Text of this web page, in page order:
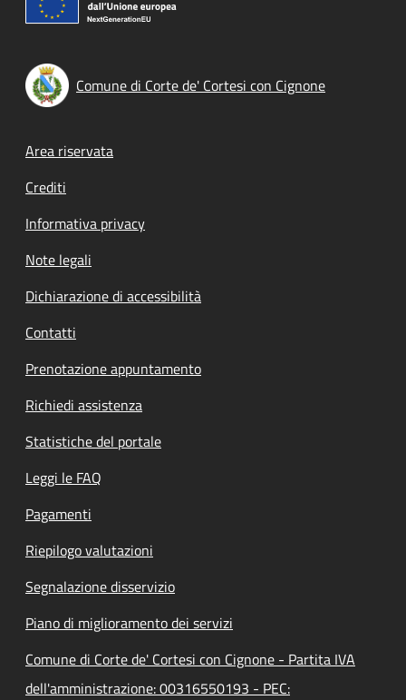
Comune di Corte de' Cortesi con Cignone
Footer menu
Area riservata
Crediti
Informativa privacy
Note legali
Dichiarazione di accessibilità
Contatti
Prenotazione appuntamento
Richiedi assistenza
Statistiche del portale
Leggi le FAQ
Pagamenti
Riepilogo valutazioni
Segnalazione disservizio
Piano di miglioramento dei servizi
Comune di Corte de' Cortesi con Cignone - Partita IVA
dell'amministrazione: 00316550193 - PEC: